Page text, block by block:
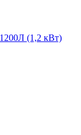
(1,2 кВт)